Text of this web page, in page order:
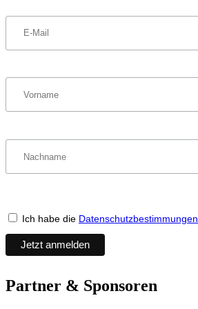
Ich habe die Datenschutzbestimmungen
Partner & Sponsoren